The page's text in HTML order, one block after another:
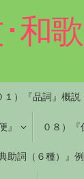
和
１）『品詞』概説
』 ０８）『
助詞（６種）』